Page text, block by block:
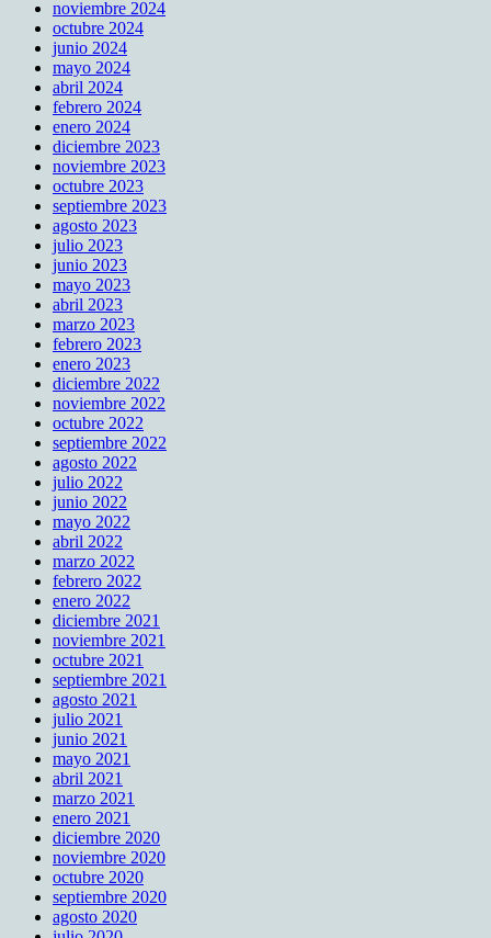
noviembre 2024
octubre 2024
junio 2024
mayo 2024
abril 2024
febrero 2024
enero 2024
diciembre 2023
noviembre 2023
octubre 2023
septiembre 2023
agosto 2023
julio 2023
junio 2023
mayo 2023
abril 2023
marzo 2023
febrero 2023
enero 2023
diciembre 2022
noviembre 2022
octubre 2022
septiembre 2022
agosto 2022
julio 2022
junio 2022
mayo 2022
abril 2022
marzo 2022
febrero 2022
enero 2022
diciembre 2021
noviembre 2021
octubre 2021
septiembre 2021
agosto 2021
julio 2021
junio 2021
mayo 2021
abril 2021
marzo 2021
enero 2021
diciembre 2020
noviembre 2020
octubre 2020
septiembre 2020
agosto 2020